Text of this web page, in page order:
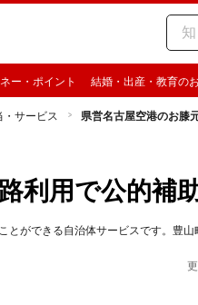
ー・ポイント 結婚・出産・教育の
・サービス 県営名古屋空港のお膝
利用で公的補
とができる自治体サービスです。豊